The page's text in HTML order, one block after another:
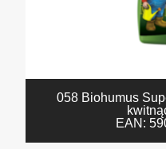
058 Biohumus
EAN: